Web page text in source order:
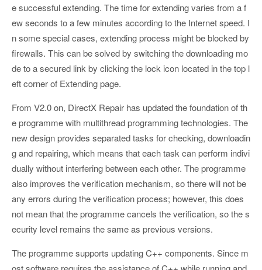
e successful extending. The time for extending varies from a f
ew seconds to a few minutes according to the Internet speed. I
n some special cases, extending process might be blocked by
firewalls. This can be solved by switching the downloading mo
de to a secured link by clicking the lock icon located in the top l
eft corner of Extending page.
From V2.0 on, DirectX Repair has updated the foundation of th
e programme with multithread programming technologies. The
new design provides separated tasks for checking, downloadin
g and repairing, which means that each task can perform indivi
dually without interfering between each other. The programme
also improves the verification mechanism, so there will not be
any errors during the verification process; however, this does
not mean that the programme cancels the verification, so the s
ecurity level remains the same as previous versions.
The programme supports updating C++ components. Since m